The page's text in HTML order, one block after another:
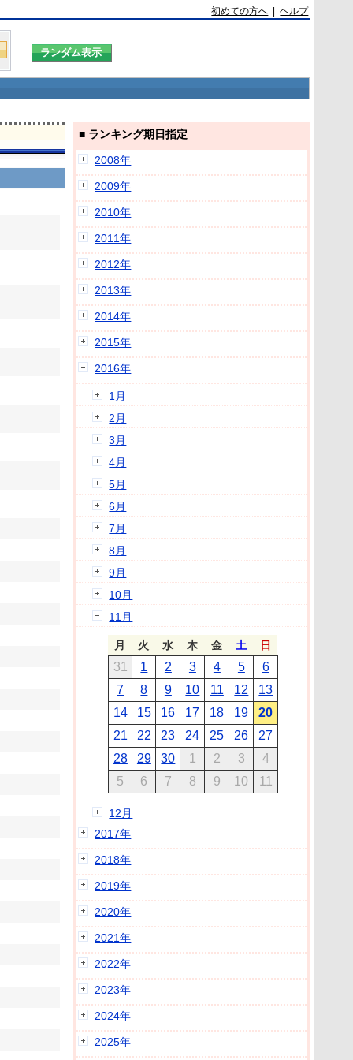
初めての方へ |ヘルプ
■ ランキング期日指定
2008年
2009年
2010年
2011年
2012年
2013年
2014年
2015年
2016年
1月
2月
3月
4月
5月
6月
7月
8月
9月
10月
11月
月 火 水 木 金 土 日
31 1 2 3 4 5
6
7
8 9 10 11 12
13
14
15 16 17 18 19
20
21
22 23 24 25 26
27
28
29 30 1 2 3
4
5
6 7 8 9 10 11
12月
2017年
2018年
2019年
2020年
2021年
2022年
2023年
2024年
2025年